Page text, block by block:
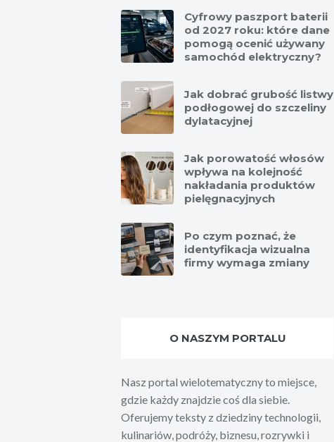
Cyfrowy paszport baterii
od 2027 roku: które dane
pomogą ocenić używany
samochód elektryczny?
Jak dobrać grubość listwy
podłogowej do szczeliny
dylatacyjnej
Jak porowatość włosów
wpływa na kolejność
nakładania produktów
pielęgnacyjnych
Po czym poznać, że
identyfikacja wizualna
firmy wymaga zmiany
O NASZYM PORTALU
Nasz portal wielotematyczny to miejsce,
gdzie każdy znajdzie coś dla siebie.
Oferujemy teksty z dziedziny technologii,
kulinariów, podróży, biznesu, rozrywki i